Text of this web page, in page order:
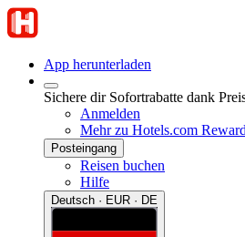
App herunterladen
Sichere dir Sofortrabatte dank
Anmelden
Mehr zu Hotels.com
Posteingang
Reisen buchen
Hilfe
Deutsch · EUR · DE